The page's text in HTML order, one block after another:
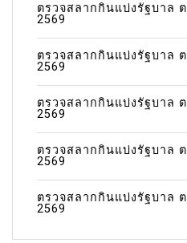
ตรวจสลากกินแบ่งรัฐบาล
2569
ตรวจสลากกินแบ่งรัฐบาล
2569
ตรวจสลากกินแบ่งรัฐบาล
2569
ตรวจสลากกินแบ่งรัฐบาล
2569
ตรวจสลากกินแบ่งรัฐบาล
2569